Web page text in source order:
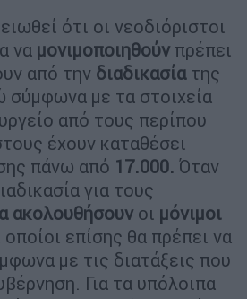
ότι οι νεοδιόριστοι
να μονιμοποιηθούν πρέπει
από την διαδικασίατης
σύμφωνα με τα στοιχεία
από τους περίπου
έχουν καταθέσει
πάνω από 17.000. Όταν
για τους
ακολουθήσουν οι μόνιμοι
οποίοι επίσης θα πρέπει να
με τις διατάξεις που
Για τα υπόλοιπα